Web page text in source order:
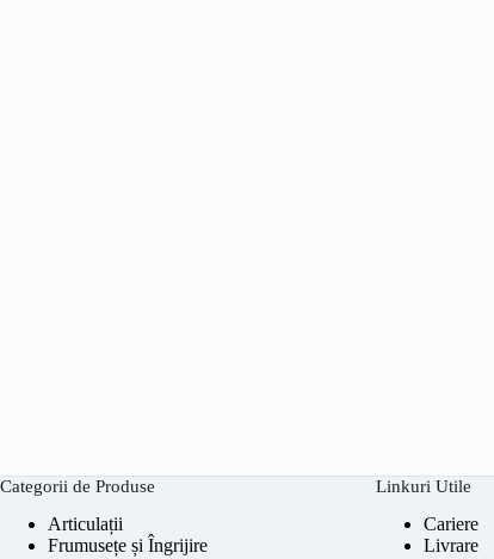
Categorii de Produse
Articulații
Frumusețe și Îngrijire
Linkuri Utile
Cariere
Livrare